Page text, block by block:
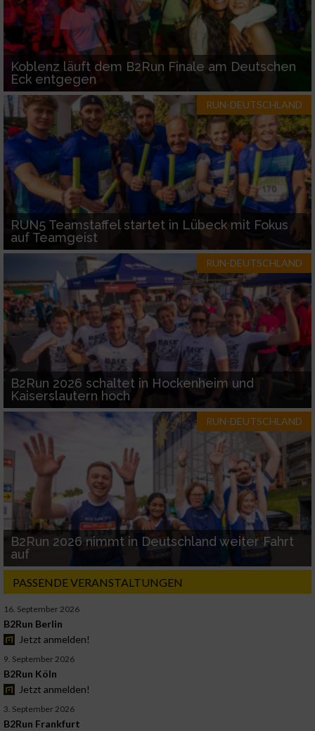
Koblenz läuft dem B2Run Finale am Deutschen
Eck entgegen
RUN-DEUTSCHLAND
RUN5 Teamstaffel startet in Lübeck mit Fokus
auf Teamgeist
RUN-DEUTSCHLAND
B2Run 2026 schaltet in Hockenheim und
Kaiserslautern hoch
RUN-DEUTSCHLAND
B2Run 2026 nimmt in Deutschland weiter Fahrt
auf
PASSENDE VERANSTALTUNGEN
16. September 2026
B2Run Berlin
Jetzt anmelden!
9. September 2026
B2Run Köln
Jetzt anmelden!
3. September 2026
B2Run Frankfurt